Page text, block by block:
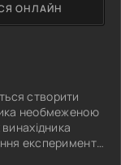
створити
необмеженою
експерименту
ОНЛАЙН